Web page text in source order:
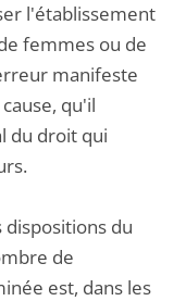
l'établissement
femmes ou de
manifeste
qu'il
du droit qui
dispositions du
de
est, dans les